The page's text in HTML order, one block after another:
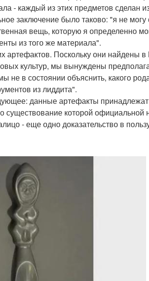
- каждый из этих предметов сделан
заключение было таково: "я не
вещь, которую я определенно
из того же материала".
артефактов. Поскольку они найдены
культур, мы вынуждены
в состоянии объяснить, какого
из лиддита".
данные артефакты
существование которой официальной
- еще одно доказательство в